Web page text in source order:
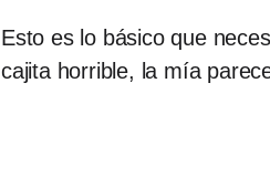
Esto es lo básico que
cajita horrible, la mía